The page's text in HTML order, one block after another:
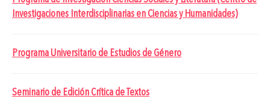
Investigaciones Interdisciplinarias en Ciencias y Humanidades)
Programa Universitario de Estudios de Género
Seminario de Edición Crítica de Textos